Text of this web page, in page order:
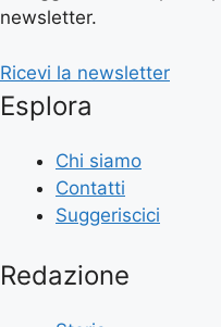
newsletter.
Ricevi la newsletter
Esplora
Chi siamo
Contatti
Suggeriscici
Redazione